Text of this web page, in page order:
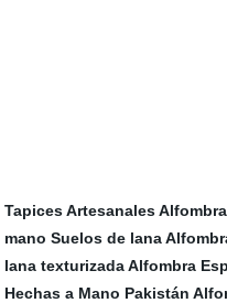
Tapices Artesanales
mano Suelos de lana
lana texturizada Alfombra
Hechas a Mano Pakistán